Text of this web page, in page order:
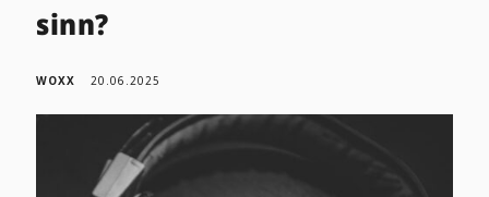
sinn?
WOXX 20.06.2025